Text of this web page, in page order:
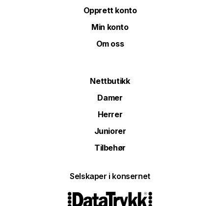
Opprett konto
Min konto
Om oss
Nettbutikk
Damer
Herrer
Juniorer
Tilbehør
Selskaper i konsernet